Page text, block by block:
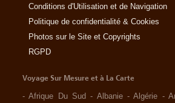
Conditions d'Utilisation et de Navigation
Politique de confidentialité & Cookies
Photos sur le Site et Copyrights
RGPD
Voyage Sur Mesure et à La Carte
-Afrique Du Sud - Albanie -Algérie -